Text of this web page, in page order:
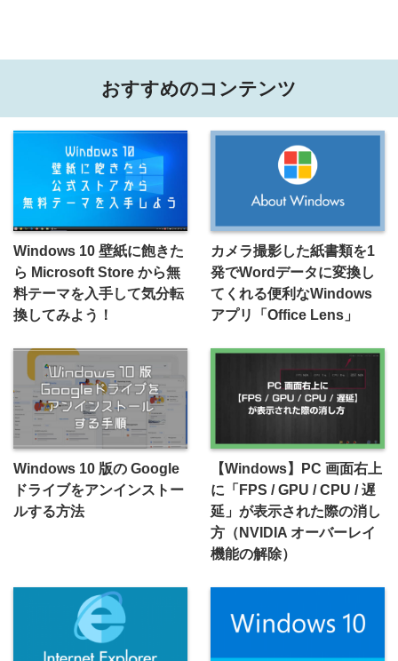
おすすめのコンテンツ
Windows 10 壁紙に飽きた
ら Microsoft Store から無
料テーマを入手して気分転
換してみよう！
カメラ撮影した紙書類を1
発でWordデータに変換し
てくれる便利なWindows
アプリ「Office Lens」
Windows 10 版の Google
ドライブをアンインストー
ルする方法
【Windows】PC 画面右上
に「FPS / GPU / CPU / 遅
延」が表示された際の消し
方（NVIDIA オーバーレイ
機能の解除）